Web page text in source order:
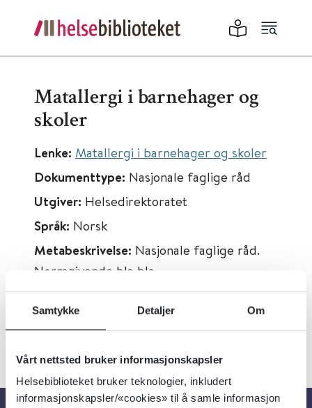
Samtykke Detaljer Om
Vårt nettsted bruker informasjonskapsler
Helsebiblioteket bruker teknologier, inkludert
informasjonskapsler/«cookies» til å samle informasjon
Matallergi i barnehager og
skoler
Lenke: Matallergi i barnehager og skoler
Dokumenttype: Nasjonale faglige råd
Utgiver: Helsedirektoratet
Språk: Norsk
Metabeskrivelse: Nasjonale faglige råd.
Normgivende bla bla